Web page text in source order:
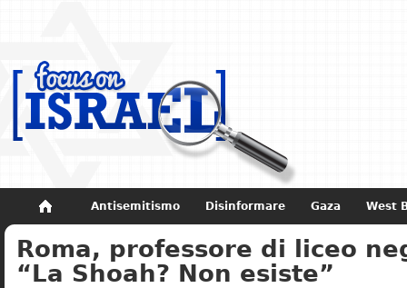
Antisemitismo Disinformare Gaza West
Non dimenticare Storia di Israele
Roma, professore di liceo
“La Shoah? Non esiste”